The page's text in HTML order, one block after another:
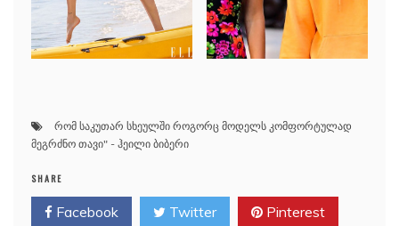
რომ საკუთარ სხეულში როგორც მოდელს კომფორტულად
მეგრძნო თავი" - ჰეილი ბიბერი
SHARE
Facebook Twitter Pinterest